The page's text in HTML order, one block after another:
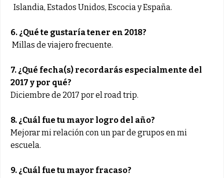
Islandia, Estados Unidos, Escocia y España.
6. ¿Qué te gustaría tener en 2018?
Millas de viajero frecuente.
7. ¿Qué fecha(s) recordarás especialmente del
2017 y por qué?
Diciembre de 2017 por el road trip.
8. ¿Cuál fue tu mayor logro del año?
Mejorar mi relación con un par de grupos en mi
escuela.
9. ¿Cuál fue tu mayor fracaso?